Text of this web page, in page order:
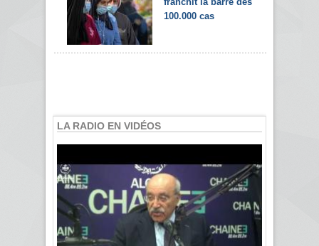
100.000 cas
LA RADIO EN VIDÉOS